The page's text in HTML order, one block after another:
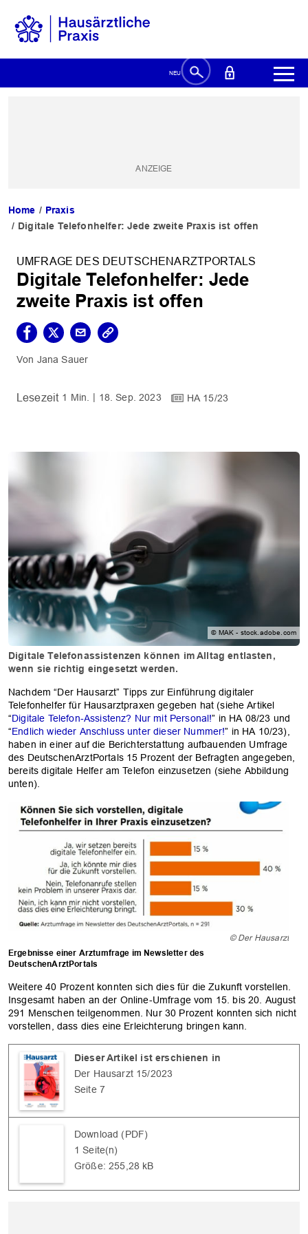
Home
Praxis
Digitale Telefonhelfer: Jede zweite Praxis ist offen
UMFRAGE DES DEUTSCHENARZTPORTALS
Digitale Telefonhelfer: Jede
zweite Praxis ist offen
Jana Sauer
1 Min. 18. Sep. 2023 HA 15/23
© MAK - stock.adobe.com
Digitale Telefonassistenzen können im Alltag entlasten,
wenn sie richtig eingesetzt werden.
Nachdem “Der Hausarzt” Tipps zur Einführung digitaler
Telefonhelfer für Hausarztpraxen gegeben hat (siehe Artikel
“Digitale Telefon-Assistenz? Nur mit Personal!” in HA 08/23 und
“Endlich wieder Anschluss unter dieser Nummer!” in HA 10/23),
haben in einer auf die Berichterstattung aufbauenden Umfrage
des DeutschenArztPortals 15 Prozent der Befragten angegeben,
bereits digitale Helfer am Telefon einzusetzen (siehe Abbildung
unten).
© Der Hausarzt
Ergebnisse einer Arztumfrage im Newsletter des
DeutschenArztPortals
Weitere 40 Prozent konnten sich dies für die Zukunft vorstellen.
Insgesamt haben an der Online-Umfrage vom 15. bis 20. August
291 Menschen teilgenommen. Nur 30 Prozent konnten sich nicht
vorstellen, dass dies eine Erleichterung bringen kann.
Dieser Artikel ist erschienen in
Der Hausarzt 15/2023
Seite 7
Download (PDF)
1 Seite(n)
Größe: 255,28 kB